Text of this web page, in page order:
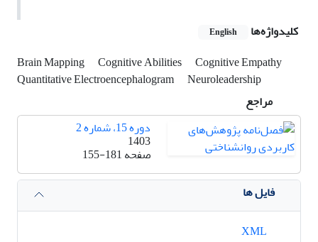
کلیدواژه‌ها
English
Brain Mapping Cognitive Abilities
Cognitive Empathy
Quantitative Electroencephalogram
Neuroleadership
مراجع
دوره 15، شماره 2
1403
صفحه155-181
فایل ها